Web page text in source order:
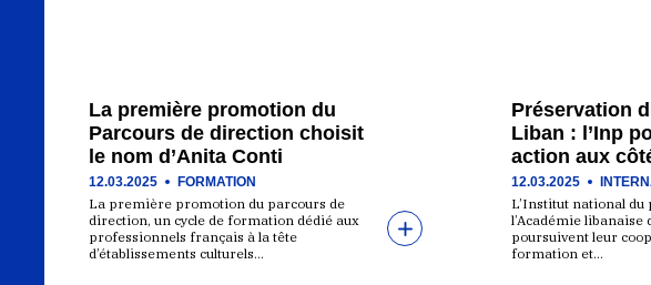
La première promotion du
Parcours de direction choisit
le nom d’Anita Conti
12.03.2025 FORMATION
La première promotion du parcours de
direction, un cycle de formation dédié aux
professionnels français à la tête
d’établissements culturels…
Préservation
Liban : l’Inp
action aux
12.03.2025
L’Institut national
l’Académie libanaise
poursuivent leur
formation et…